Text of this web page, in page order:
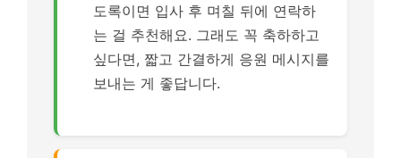
도록이면 입사 후 며칠 뒤에 연락하
는 걸 추천해요. 그래도 꼭 축하하고
싶다면, 짧고 간결하게 응원 메시지를
보내는 게 좋답니다.